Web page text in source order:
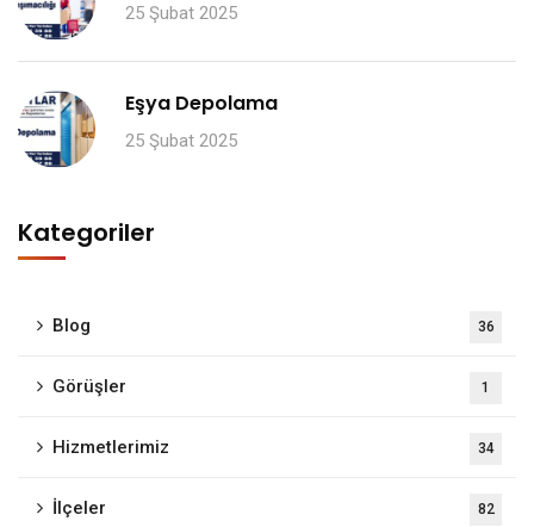
25 Şubat 2025
Eşya Depolama
25 Şubat 2025
Kategoriler
Blog 36
Görüşler 1
Hizmetlerimiz 34
İlçeler 82